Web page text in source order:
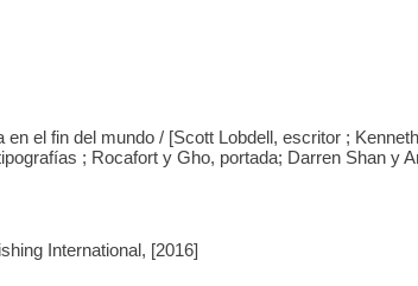
en el fin del mundo / [Scott Lobdell, escritor ;
; Rocafort y Gho, portada; Darren Shan y
International, [2016]